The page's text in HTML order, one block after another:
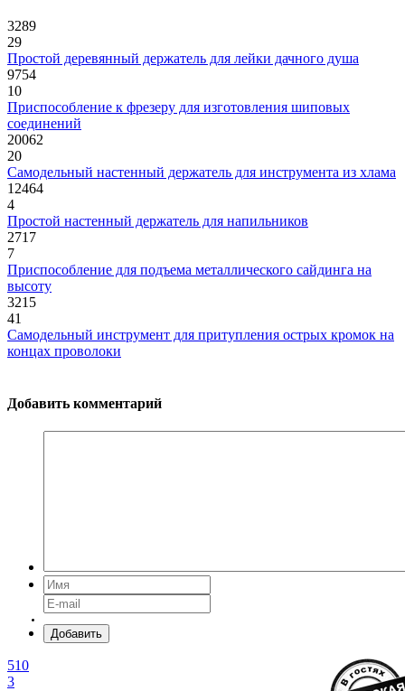
3289
29
Простой деревянный держатель для лейки дачного душа
9754
10
Приспособление к фрезеру для изготовления шиповых
соединений
20062
20
Самодельный настенный держатель для инструмента из хлама
12464
4
Простой настенный держатель для напильников
2717
7
Приспособление для подъема металлического сайдинга на
высоту
3215
41
Самодельный инструмент для притупления острых кромок на
концах проволоки
Добавить комментарий
Добавить
510
3